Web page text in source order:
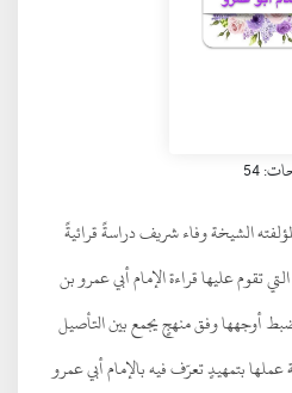
54
الشيخة وفاء شريف دراسةً قرائيةً
تقوم عليها قراءة الإمام أبي عمرو بن
أوجهها وفق منهجٍ يجمع بين التأصيل
عملها بتمهيدٍ تعرّف فيه بالإمام أبي عمرو